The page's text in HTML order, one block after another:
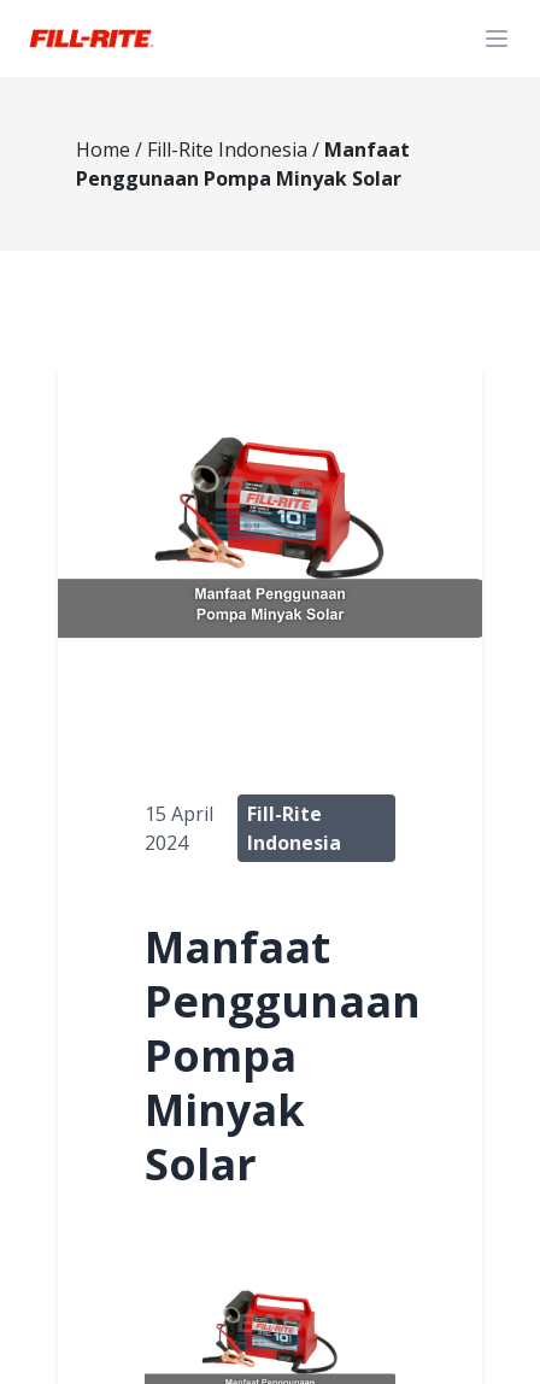
Home / Fill-Rite Indonesia / Manfaat
Penggunaan Pompa Minyak Solar
15 April
2024
Fill-Rite
Indonesia
Manfaat
Penggunaan
Pompa
Minyak
Solar